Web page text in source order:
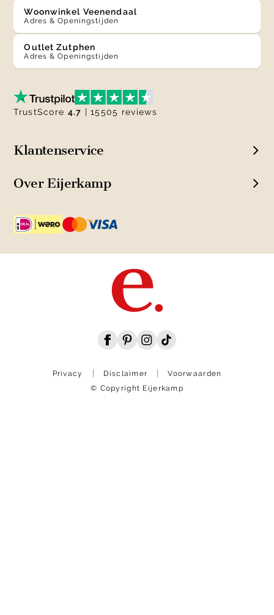
Woonwinkel Veenendaal
Adres & Openingstijden
Outlet Zutphen
Adres & Openingstijden
Klantenservice
Over Eijerkamp
TrustScore 4.7 | 15505 reviews
Privacy Disclaimer
Voorwaarden
© Copyright Eijerkamp